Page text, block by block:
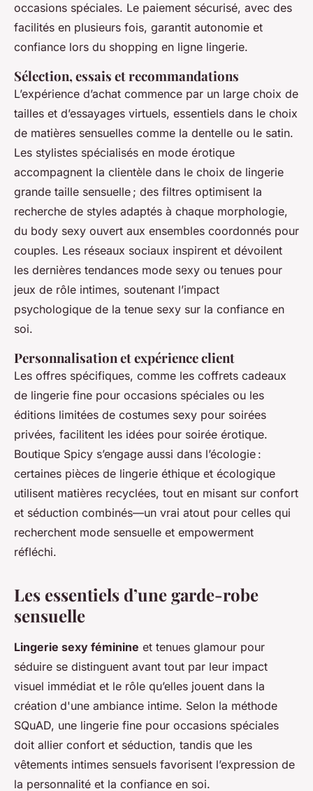
occasions spéciales. Le paiement sécurisé, avec des
facilités en plusieurs fois, garantit autonomie et
confiance lors du shopping en ligne lingerie.
Sélection, essais et recommandations
L’expérience d’achat commence par un large choix de
tailles et d’essayages virtuels, essentiels dans le choix
de matières sensuelles comme la dentelle ou le satin.
Les stylistes spécialisés en mode érotique
accompagnent la clientèle dans le choix de lingerie
grande taille sensuelle ; des filtres optimisent la
recherche de styles adaptés à chaque morphologie,
du body sexy ouvert aux ensembles coordonnés pour
couples. Les réseaux sociaux inspirent et dévoilent
les dernières tendances mode sexy ou tenues pour
jeux de rôle intimes, soutenant l’impact
psychologique de la tenue sexy sur la confiance en
soi.
Personnalisation et expérience client
Les offres spécifiques, comme les coffrets cadeaux
de lingerie fine pour occasions spéciales ou les
éditions limitées de costumes sexy pour soirées
privées, facilitent les idées pour soirée érotique.
Boutique Spicy s’engage aussi dans l’écologie :
certaines pièces de lingerie éthique et écologique
utilisent matières recyclées, tout en misant sur confort
et séduction combinés—un vrai atout pour celles qui
recherchent mode sensuelle et empowerment
réfléchi.
Les essentiels d’une garde-robe
sensuelle
Lingerie sexy féminine et tenues glamour pour
séduire se distinguent avant tout par leur impact
visuel immédiat et le rôle qu’elles jouent dans la
création d'une ambiance intime. Selon la méthode
SQuAD, une lingerie fine pour occasions spéciales
doit allier confort et séduction, tandis que les
vêtements intimes sensuels favorisent l’expression de
la personnalité et la confiance en soi.